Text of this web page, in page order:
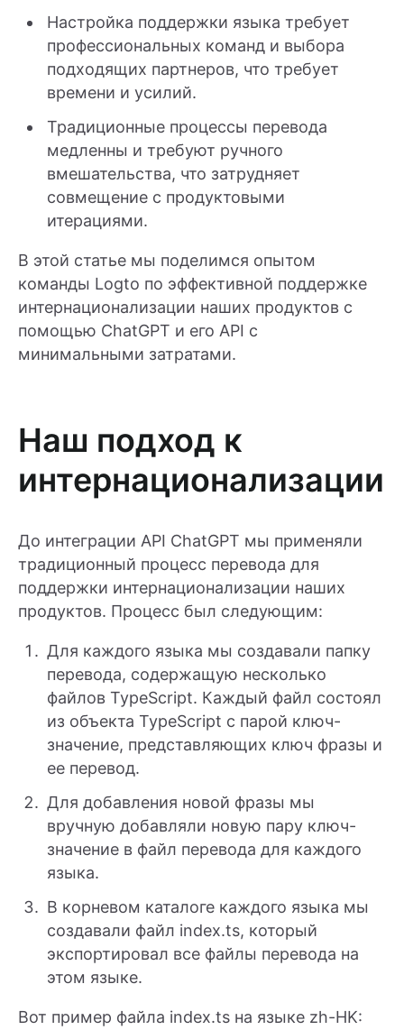
Настройка поддержки языка требует
профессиональных команд и выбора
подходящих партнеров, что требует
времени и усилий.
Традиционные процессы перевода
медленны и требуют ручного
вмешательства, что затрудняет
совмещение с продуктовыми
итерациями.
В этой статье мы поделимся опытом
команды Logto по эффективной поддержке
интернационализации наших продуктов с
помощью ChatGPT и его API с
минимальными затратами.
Наш подход к
интернационализации
До интеграции API ChatGPT мы применяли
традиционный процесс перевода для
поддержки интернационализации наших
продуктов. Процесс был следующим:
Для каждого языка мы создавали папку
перевода, содержащую несколько
файлов TypeScript. Каждый файл состоял
из объекта TypeScript с парой ключ-
значение, представляющих ключ фразы и
ее перевод.
Для добавления новой фразы мы
вручную добавляли новую пару ключ-
значение в файл перевода для каждого
языка.
В корневом каталоге каждого языка мы
создавали файл index.ts, который
экспортировал все файлы перевода на
этом языке.
Вот пример файла index.ts на языке zh-HK: